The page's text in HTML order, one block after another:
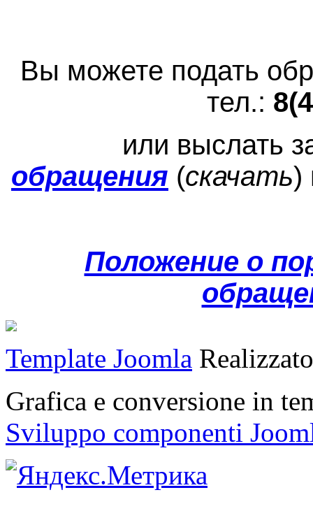
Вы можете подать
тел.:
или выслать
обращения (скачать)
Положение о
Template Joomla
Grafica e conversione in
Sviluppo componenti